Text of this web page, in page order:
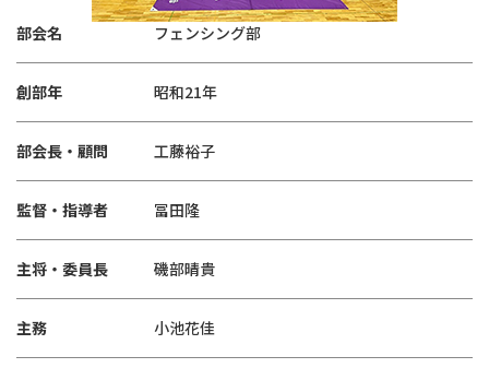
部会名 フェンシング部
創部年 昭和21年
部会長・顧問 工藤裕子
監督・指導者 冨田隆
主将・委員長 磯部晴貴
主務 小池花佳